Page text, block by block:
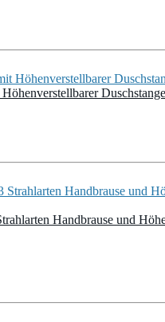
Duschstange
Handbrause und